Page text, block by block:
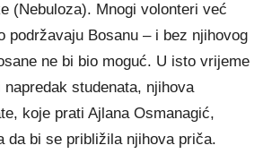
(Nebuloza). Mnogi volonteri već
podržavaju Bosanu – i bez njihovog
ne bi bio moguć. U isto vrijeme
studenata, njihova
koje prati Ajlana Osmanagić,
da bi se približila njihova priča.